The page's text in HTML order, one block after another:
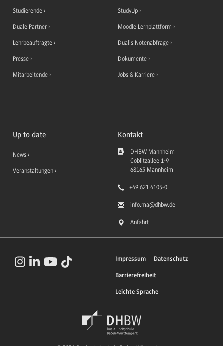
Studierende
Duale Partner
Lehrbeauftragte
Presse
Mitarbeitende
StudyUp
Moodle Lernplattform
Dualis Notenabfrage
Dokumente
Jobs & Karriere
Up to date
News
Veranstaltungen
Kontakt
DHBW Mannheim
Coblitzallee 1-9
68163 Mannheim
+49 621 4105-0
info.ma@dhbw.de
Anfahrt
Impressum Datenschutz
Barrierefreiheit
Leichte Sprache